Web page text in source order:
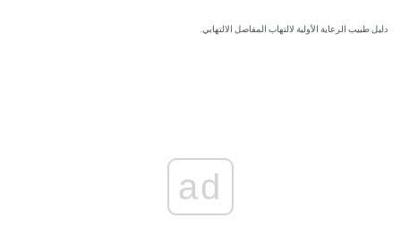
دليل طبيب الرعاية الأولية لالتهاب المفاصل الالتهابي.
ad